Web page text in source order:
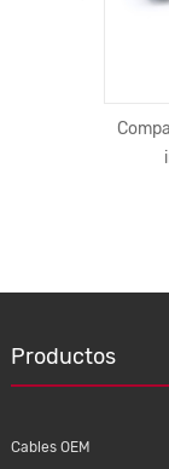
Productos
Cables OEM